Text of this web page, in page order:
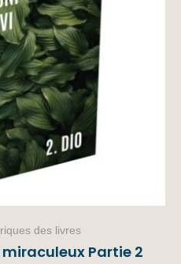
des livres
Partie 2